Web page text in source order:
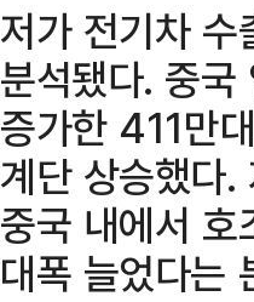
저가 전기차
분석됐다. 중
증가한 411만
계단 상승했다.
중국 내에서
대폭 늘었다는